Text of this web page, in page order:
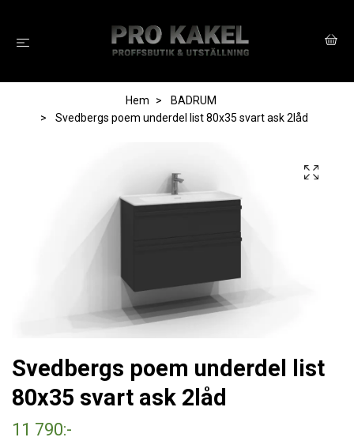
Hem
BADRUM
Svedbergs poem underdel list 80x35 svart ask 2låd
Svedbergs poem underdel list
80x35 svart ask 2låd
11 790:-